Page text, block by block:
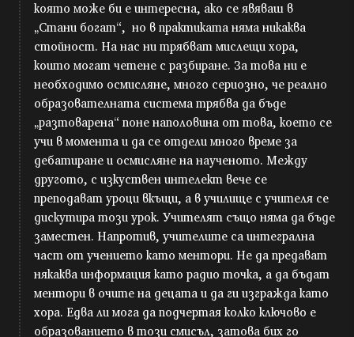
която може би е интересна, ако се явяваш в
„Стани богат“, но в практиката няма никаква
стойност. На нас ни трябват мислещи хора,
които могат четене с разбиране. За това ни е
необходимо осмисляне, много сериозно, че реално
образователната система трябва да бъде
„разтоварена“ поне наполовина от това, което се
учи в момента и да се отдели много време за
дебатиране и осмисляне на наученото. Между
другото, с изкуствен интелект вече се
преподават уроци вкъщи, а в училище с учителя се
дискутира този урок. Учителят също няма да бъде
заместен. Напротив, учителите са интегрална
част от учението като ментори. Не да предават
някаква информация като радио точка, а да бъдат
ментори в очите на децата и да ги изгражда като
хора. Едва ли мога да подчертая колко ключово е
образованието в този смисъл, затова бих го